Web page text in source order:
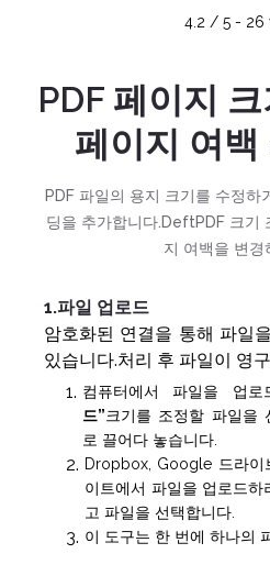
4.2 / 5 - 26
PDF 페이지
페이지 여백
PDF 파일의 용지 크기를 수정하
딩을 추가합니다.DeftPDF 크기
지 여백을 변경
1.파일 업로드
암호화된 연결을 통해 파일
있습니다.처리 후 파일이 영
컴퓨터에서 파일을 업로
드”크기를 조정할 파일을
로 끌어다 놓습니다.
Dropbox, Google 드라이
이트에서 파일을 업로드
고 파일을 선택합니다.
이 도구는 한 번에 하나의